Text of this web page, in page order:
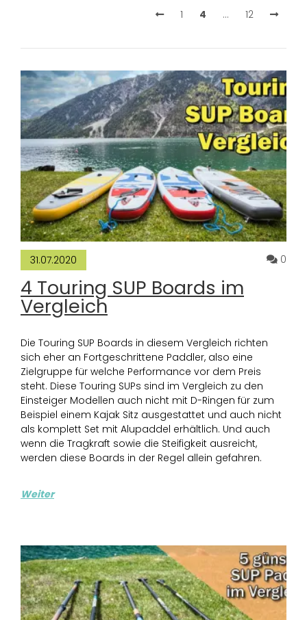
1 4 … 12
31.07.2020 0
4 Touring SUP Boards im
Vergleich
Die Touring SUP Boards in diesem Vergleich richten
sich eher an Fortgeschrittene Paddler, also eine
Zielgruppe für welche Performance vor dem Preis
steht. Diese Touring SUPs sind im Vergleich zu den
Einsteiger Modellen auch nicht mit D-Ringen für zum
Beispiel einem Kajak Sitz ausgestattet und auch nicht
als komplett Set mit Alupaddel erhältlich. Und auch
wenn die Tragkraft sowie die Steifigkeit ausreicht,
werden diese Boards in der Regel allein gefahren.
Weiter